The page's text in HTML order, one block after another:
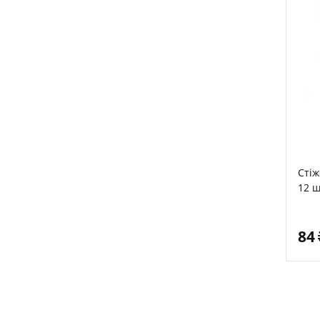
12
84